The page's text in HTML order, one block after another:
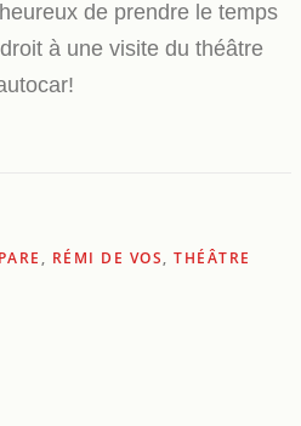
de prendre le temps
à une visite du théâtre
, RÉMI DE VOS, THÉÂTRE